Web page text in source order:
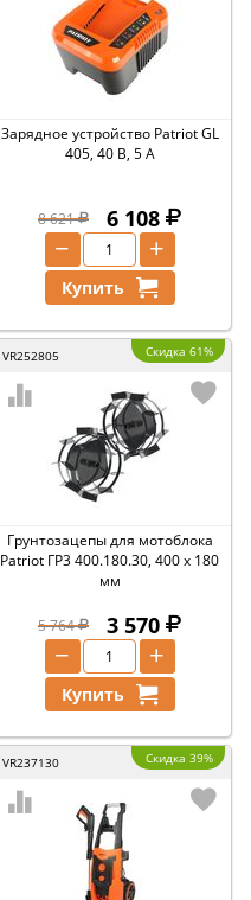
Зарядное устройство Patriot GL
405, 40 В, 5 А
8 621 6 108
+
−
Купить
VR252805 Скидка 61%
Грунтозацепы для мотоблока
Patriot ГР3 400.180.30, 400 x 180
мм
5 764 3 570
+
−
Купить
VR237130 Скидка 39%